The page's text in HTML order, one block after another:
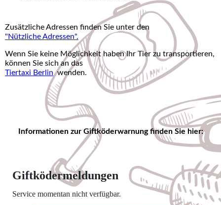
Zusätzliche Adressen finden Sie unter den
"Nützliche Adressen".
Wenn Sie keine Möglichkeit haben Ihr Tier zu transportieren,
können Sie sich an das
Tiertaxi Berlinwenden.
Informationen zur Giftköderwarnung finden Sie hier: